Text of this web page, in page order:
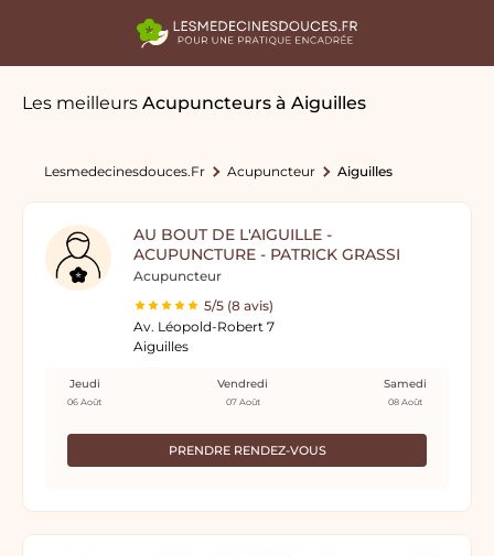
Les meilleurs Acupuncteurs à Aiguilles
Lesmedecinesdouces.fr Acupuncteur Aiguilles
AU BOUT DE L'AIGUILLE -
ACUPUNCTURE - PATRICK GRASSI
Acupuncteur
5/5 (8 avis)
Av. Léopold-Robert 7
Aiguilles
PRENDRE RENDEZ-VOUS
Jeudi
06 Août
Vendredi
07 Août
Samedi
08 Août